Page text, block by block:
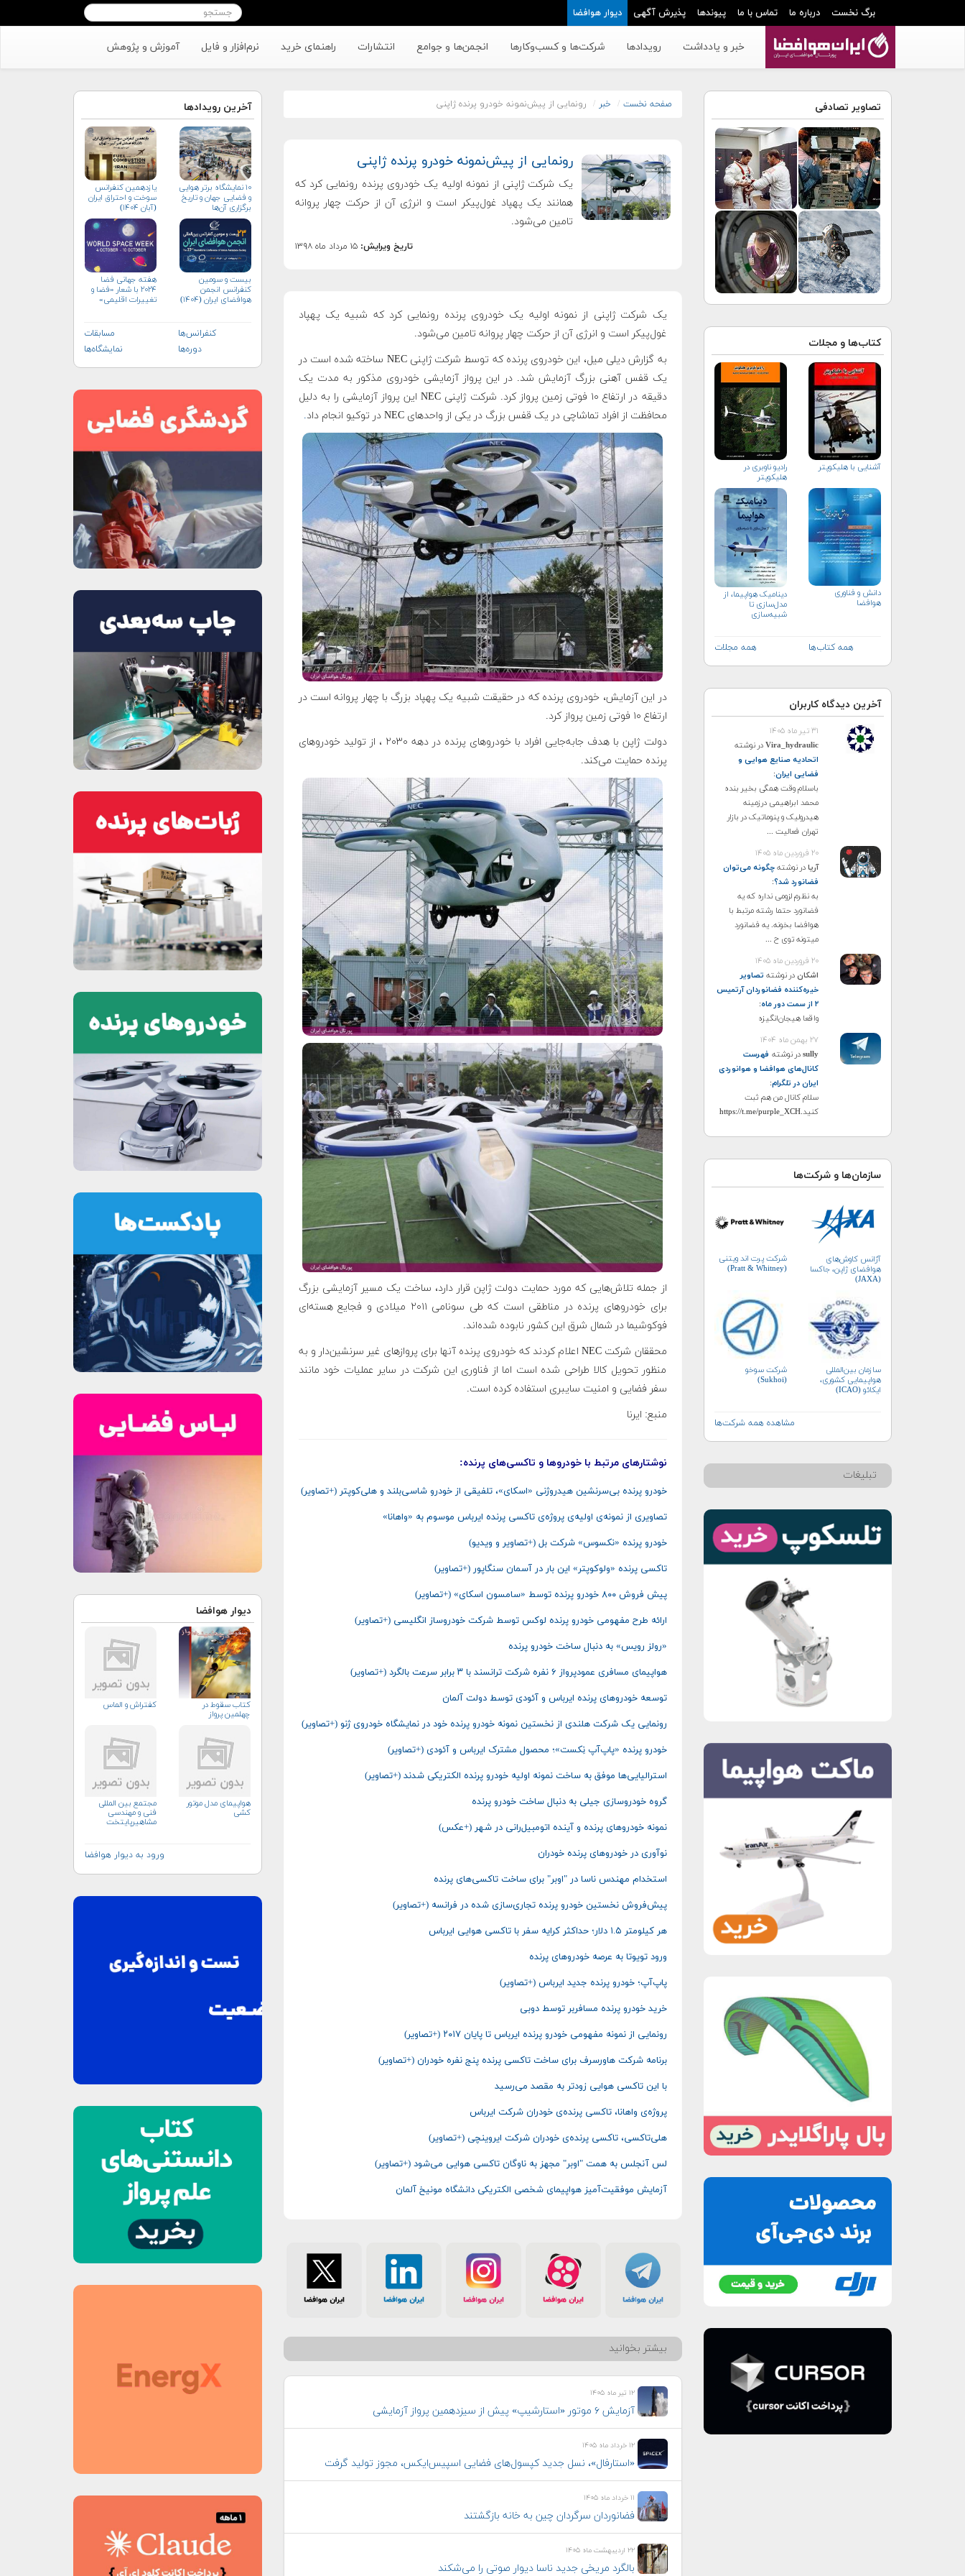
برگ نخست درباره ما تماس با ما پیوندها پذیرش آگهی دیوار هوافضا
خبر و یادداشت رویدادها شرکت‌ها و کسب‌وکار‌ها انجمن‌ها و جوامع انتشارات راهنمای خرید نرم‌افزار و فایل آموزش و پژوهش
تصاویر تصادفی
کتاب‌ها و مجلات
آشنایی با هلیكوپتر
رادیو ناوبری در
هلیکوپتر
دانش و فناوری
هوافضا
دینامیک هواپیما، از
مدل‌سازی تا
شبیه‌سازی
همه کتاب‌ها همه مجلات
آخرین دیدگاه کاربران
۳۱ تیر ماه ۱۴۰۵
Vira_hydraulicدر نوشته
اتحادیه صنایع هوایی و
فضایی ایران:
باسلام وقت همگی بخیر بنده
محمد ابراهیمی درزمینه
هیدرولیک و پنوماتیک در بازار
تهران فعالیت ...
۲۰ فروردین ماه ۱۴۰۵
آریادر نوشتهچگونه می‌توان
فضانورد شد؟:
به نظرم لزومی نداره که یه
فضانورد حتما رشته مرتبط با
هوافضا بخونه. یه فضانورد
میتونه توی ح ...
۲۰ فروردین ماه ۱۴۰۵
اشکاندر نوشته تصاویر
خیره‌کننده فضانوردان آرتمیس
۲ از سمت دور ماه
:
واقعا هیجان‌انگیزه
۲۷ بهمن ماه ۱۴۰۴
sullyدر نوشته فهرست
کانال‌های هوافضا و هوانوردی
ایران در تلگرام:
سلام کانال من هم ثبت
کنید.https://t.me/purple_XCH
سازمان‌ها و شرکت‌ها
آژانس کاوش‌های
هوافضای ژاپن، جاکسا
(JAXA)
شرکت پرت اند ویتنی
(Pratt & Whitney)
سازمان بین‌المللی
هواپیمایی کشوری،
ایکائو (ICAO)
شرکت سوخو
(Sukhoi)
مشاهده همه شرکت‌ها
تبلیغات
صفحه نخست خبر رونمایی از پیش‌نمونه خودرو پرنده ژاپنی
رونمایی از پیش‌نمونه خودرو پرنده ژاپنی
یک شرکت ژاپنی از نمونه اولیه یک خودروی پرنده رونمایی کرد که
همانند یک پهپاد غول‌پیکر است و انرژی آن از حرکت چهار پروانه
تامین می‌شود.
تاریخ ویرایش:۱۵ مرداد ماه ۱۳۹۸
یک شرکت ژاپنی از نمونه اولیه یک خودروی پرنده رونمایی کرد که شبیه یک پهپاد
غول‌پیکر است و انرژی آن از حرکت چهار پروانه تامین می‌شود.
به گزارش دیلی میل، این خودروی پرنده که توسط شرکت ژاپنی NEC ساخته شده است در
یک قفس آهنی بزرگ آزمایش شد. در این پرواز آزمایشی خودروی مذکور به مدت یک
دقیقه در ارتفاع ۱۰ فوتی زمین پرواز کرد. شرکت ژاپنی NEC این پرواز آزمایشی را به دلیل
محافظت از افراد تماشاچی در یک قفس بزرگ در یکی از واحدهای NEC در توکیو انجام داد
.
در این آزمایش، خودروی پرنده که در حقیقت شبیه یک پهپاد بزرگ با چهار پروانه است در
ارتفاع ۱۰ فوتی زمین پرواز کرد.
دولت ژاپن با هدف جابه‌جایی افراد با خودروهای پرنده در دهه ۲۰۳۰ ، از تولید خودروهای
پرنده حمایت می‌کند.
از جمله تلاش‌هایی که مورد حمایت دولت ژاپن قرار دارد، ساخت یک مسیر آزمایشی بزرگ
برای خودروهای پرنده در مناطقی است که طی سونامی ۲۰۱۱ میلادی و فجایع هسته‌ای
فوکوشیما در شمال شرق این کشور نابوده شده‌اند.
محققان شرکت NEC اعلام کردند که خودروی پرنده آنها برای پروازهای غیر سرنشین‌دار و به
منظور تحویل کالا طراحی شده است اما از فناوری این شرکت در سایر عملیات خود مانند
سفر فضایی و امنیت سایبری استفاده کرده است.
منبع: ایرنا
نوشتارهای مرتبط با خودروها و تاکسی‌های پرنده:
خودرو پرنده بی‌سرنشین هیدروژنی «اسکای»، تلفیقی از خودرو شاسی‌بلند و هلی‌کوپتر (+تصاویر)
تصاویری از نمونه‌ی اولیه‌ی پروژه‌ی تاکسی پرنده ایرباس موسوم به «واهانا»
خودرو پرنده «نکسوس» شرکت بل (+تصاویر و ویدیو)
تاکسی پرنده «ولوکوپتر» این بار در آسمان سنگاپور (+تصاویر)
پیش فروش ۸۰۰ خودرو پرنده توسط «سامسون اسکای» (+تصاویر)
ارائه طرح مفهومی خودرو پرنده لوکس توسط شرکت خودروساز انگلیسی (+تصاویر)
«رولز رویس» به دنبال ساخت خودرو پرنده
هواپیمای مسافری عمودپرواز ۶ نفره شرکت ترانسند با ۳ برابر سرعت بالگرد (+تصاویر)
توسعه خودروهای پرنده ایرباس و آئودی توسط دولت آلمان
رونمایی یک شرکت هلندی از نخستین نمونه خودرو پرنده خود در نمایشگاه خودروی ژنو (+تصاویر)
خودرو پرنده «پاپ‌آپ نِکست»؛ محصول مشترک ایرباس و آئودی (+تصاویر)
استرالیایی‌ها موفق به ساخت نمونه اولیه خودرو پرنده الکتریکی شدند (+تصاویر)
گروه خودروسازی جیلی به دنبال ساخت خودرو پرنده
نمونه خودروهای پرنده و آینده اتومبیل‌رانی در شهر (+عکس)
نوآوری در خودروهای پرنده خودران
استخدام مهندس ناسا در "اوبر" برای ساخت تاکسی‌های پرنده
پیش‌فروش نخستین خودرو پرنده تجاری‌سازی شده در فرانسه (+تصاویر)
هر کیلومتر ۱.۵ دلار؛ حداکثر کرایه سفر با تاکسی هوایی ایرباس
ورود تویوتا به عرصه خودروهای پرنده
پاپ‌آپ؛ خودرو پرنده جدید ایرباس (+تصاویر)
خرید خودرو پرنده مسافربر توسط دوبی
رونمایی از نمونه مفهومی خودرو پرنده ایرباس تا پایان ۲۰۱۷ (+تصاویر)
برنامه شرکت هاورسرف برای ساخت تاکسی پرنده پنج نفره خودران (+تصاویر)
با این تاکسی هوایی زودتر به مقصد می‌رسید
پروژه‌ی واهانا، تاکسی پرنده‌ی خودران شرکت ایرباس
هلی‌تاکسی، تاکسی پرنده‌ی خودران شرکت ایروینچی (+تصاویر)
لس آنجلس به همت "اوبر" مجهز به ناوگان تاکسی هوایی می‌شود (+تصاویر)
آزمایش موفقیت‌آمیز هواپیمای شخصی الکتریکی دانشگاه مونیخ آلمان
بیشتر بخوانید
۱۲ تیر ماه ۱۴۰۵
آزمایش ۶ موتور «استارشیپ» پیش از سیزدهمین پرواز آزمایشی
۱۲ خرداد ماه ۱۴۰۵
«استارفال»، نسل جدید کپسول‌های فضایی اسپیس‌ایکس، مجوز تولید گرفت
۱۱ خرداد ماه ۱۴۰۵
فضانوردان سرگردان چین به خانه بازگشتند
۲۲ اردیبهشت ماه ۱۴۰۵
بالگرد مریخی جدید ناسا دیوار صوتی را می‌شکند
آخرین رویدادها
۱۰ نمایشگاه برتر هوایی
و فضایی جهان و تاریخ
برگزاری آن‌ها
یازدهمین کنفرانس
سوخت و احتراق ایران
(آبان‌ ۱۴۰۴)
بیست و سومین
کنفرانس انجمن
هوافضای ايران (۱۴۰۴)
هفته جهانی فضا
۲۰۲۴ با شعار «فضا و
تغییرات اقلیمی»
کنفرانس‌ها
مسابقات
دوره‌ها
نمایشگاه‌ها
دیوار هوافضا
كتاب سقوط در
چهلمين پرواز
کفتراش و الماس
هواپیمای مدل موتور
کشی
مجتمع بین المللی
فنی و مهندسی
مشاهیرپایتخت
ورود به دیوار هوافضا